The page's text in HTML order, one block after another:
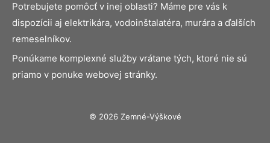
Potrebujete pomôcť v inej oblasti? Máme pre vás k
dispozícii aj elektrikára, vodoinštalatéra, murára a ďalších
remeselníkov.
Ponúkame komplexné služby vrátane tých, ktoré nie sú
priamo v ponuke webovej stránky.
© 2026 Zemné-Výškové